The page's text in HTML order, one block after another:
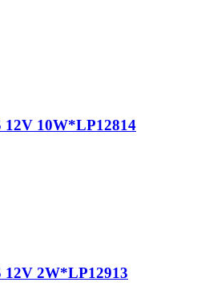
10W*LP12814
2W*LP12913